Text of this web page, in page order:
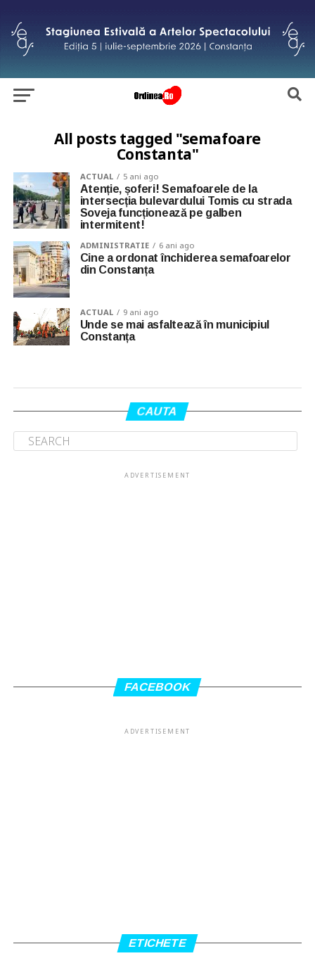
All posts tagged "semafoare
Constanta"
ACTUAL 5 ani ago
Atenție, șoferi! Semafoarele de la
intersecția bulevardului Tomis cu strada
Soveja funcționează pe galben
intermitent!
ADMINISTRATIE 6 ani ago
Cine a ordonat închiderea semafoarelor
din Constanța
ACTUAL 9 ani ago
Unde se mai asfaltează în municipiul
Constanța
CAUTA
ADVERTISEMENT
FACEBOOK
ADVERTISEMENT
ETICHETE